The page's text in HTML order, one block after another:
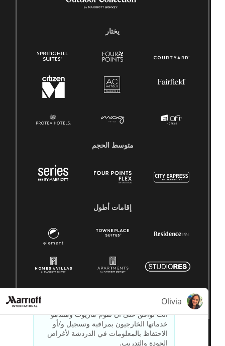
متوسط ​​الحجم
إقامات أطول